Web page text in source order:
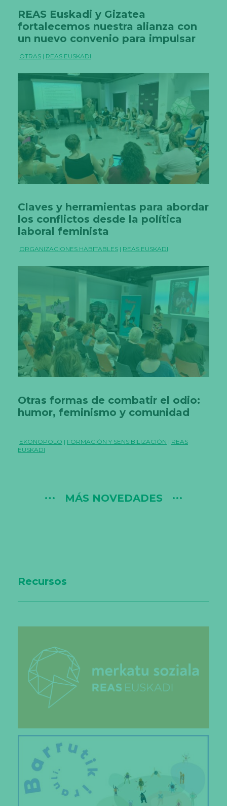
REAS Euskadi y Gizatea
fortalecemos nuestra alianza con
un nuevo convenio para impulsar
OTRAS | REAS EUSKADI
Claves y herramientas para abordar
los conflictos desde la política
laboral feminista
ORGANIZACIONES HABITABLES | REAS EUSKADI
Otras formas de combatir el odio:
humor, feminismo y comunidad
EKONOPOLO | FORMACIÓN Y SENSIBILIZACIÓN | REAS
EUSKADI
MÁS NOVEDADES
Recursos